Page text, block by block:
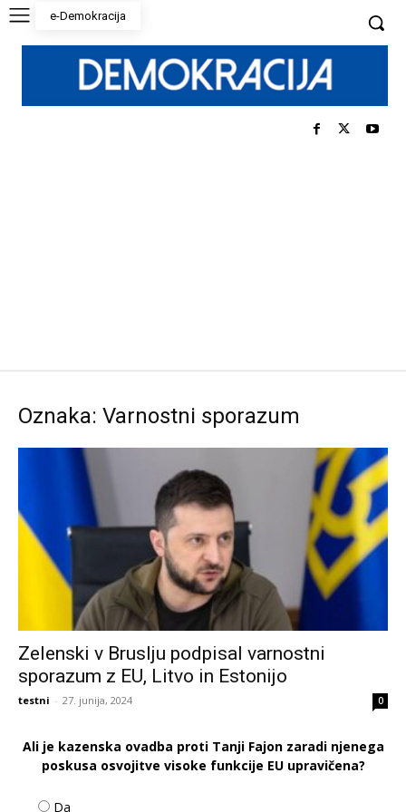
e-Demokracija
Oznaka: Varnostni sporazum
Zelenski v Bruslju podpisal varnostni
sporazum z EU, Litvo in Estonijo
testni - 27. junija, 2024 0
Ali je kazenska ovadba proti Tanji Fajon zaradi njenega
poskusa osvojitve visoke funkcije EU upravičena?
Da